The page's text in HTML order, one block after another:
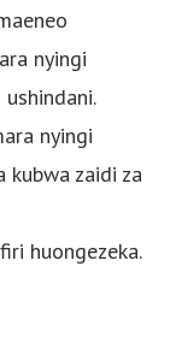
nyingi
nyingi
kubwa zaidi za
huongezeka.